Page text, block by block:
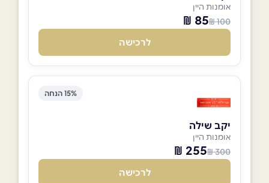
אומנות היין
100 ₪
85 ₪
לרכישה
15% הנחה
יקב שילה
אומנות היין
300 ₪
255 ₪
לרכישה